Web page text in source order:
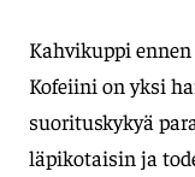
Kahvikuppi
Kofeiini on yksi
suorituskykyä
läpikotaisin ja